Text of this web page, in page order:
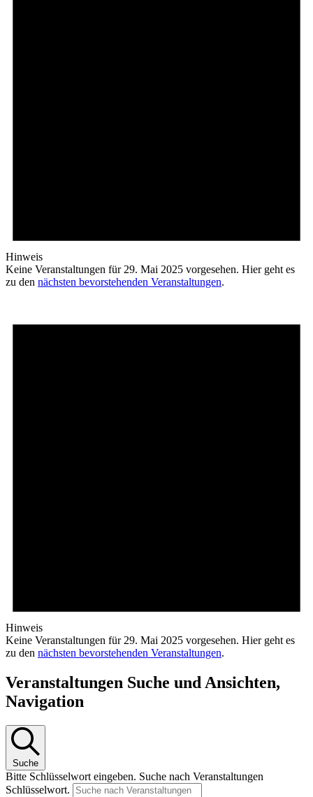
Hinweis
Keine Veranstaltungen für 29. Mai 2025 vorgesehen. Hier geht es
zu den nächsten bevorstehenden Veranstaltungen.
Hinweis
Keine Veranstaltungen für 29. Mai 2025 vorgesehen. Hier geht es
zu den nächsten bevorstehenden Veranstaltungen.
Veranstaltungen Suche und Ansichten,
Navigation
Suche
Bitte Schlüsselwort eingeben. Suche nach Veranstaltungen
Schlüsselwort.